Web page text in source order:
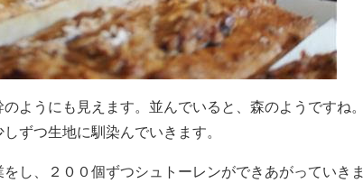
ようにも見えます。並んでいると、森のようですね。
ずつ生地に馴染んでいきます。
し、２００個ずつシュトーレンができあがっていきま